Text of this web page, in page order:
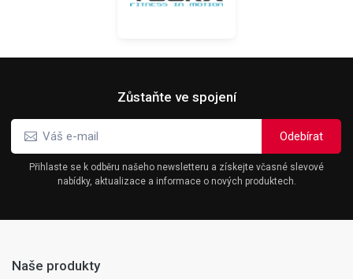
Zůstaňte ve spojení
Přihlaste se k odběru našeho newsletteru a získejte včasné slevové
nabídky, aktualizace a informace o nových produktech.
Naše produkty